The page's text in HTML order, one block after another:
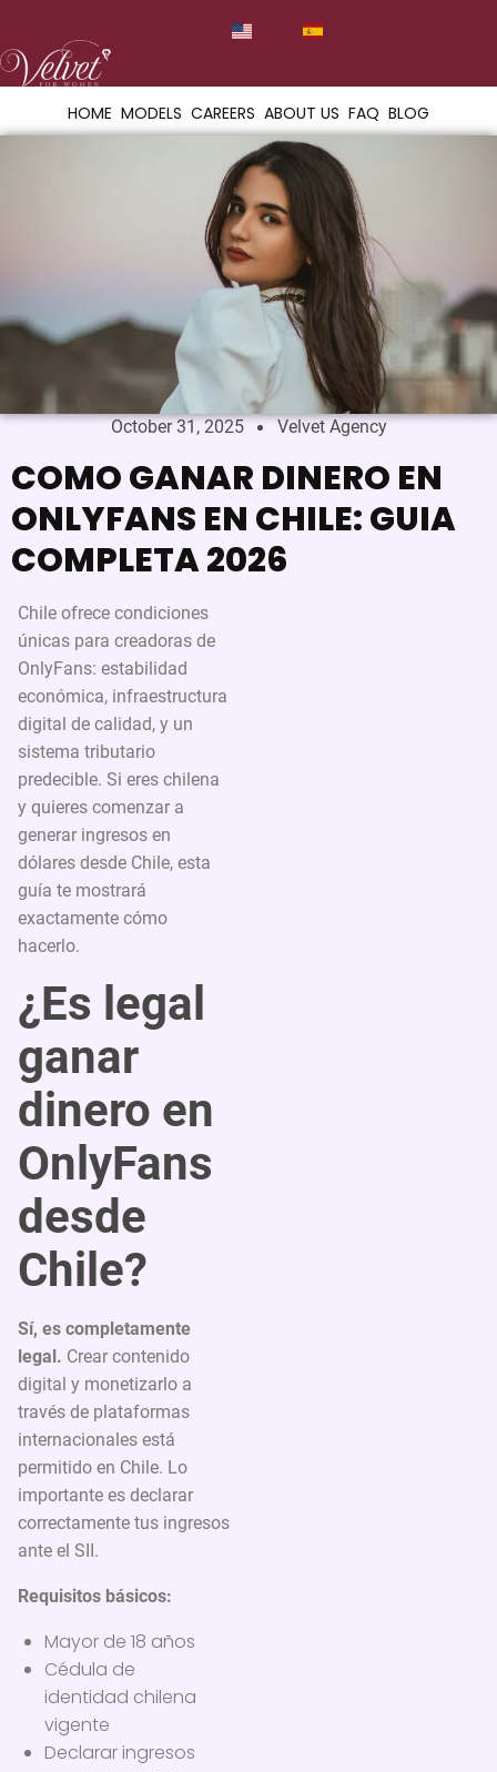
HOME MODELS CAREERS ABOUT US FAQ BLOG
October 31, 2025 Velvet Agency
COMO GANAR DINERO EN
ONLYFANS EN CHILE: GUIA
COMPLETA 2026
Chile ofrece condiciones
únicas para creadoras de
OnlyFans: estabilidad
económica, infraestructura
digital de calidad, y un
sistema tributario
predecible. Si eres chilena
y quieres comenzar a
generar ingresos en
dólares desde Chile, esta
guía te mostrará
exactamente cómo
hacerlo.
¿Es legal
ganar
dinero en
OnlyFans
desde
Chile?
Sí, es completamente
legal. Crear contenido
digital y monetizarlo a
través de plataformas
internacionales está
permitido en Chile. Lo
importante es declarar
correctamente tus ingresos
ante el SII.
Requisitos básicos:
Mayor de 18 años
Cédula de
identidad chilena
vigente
Declarar ingresos